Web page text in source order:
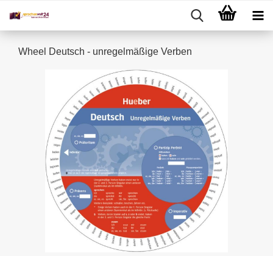
Wheel Deutsch - unregelmäßige Verben